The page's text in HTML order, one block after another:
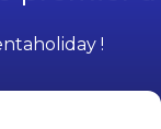
!